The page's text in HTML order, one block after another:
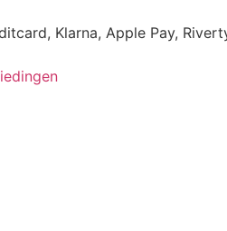
Klarna, Apple Pay,